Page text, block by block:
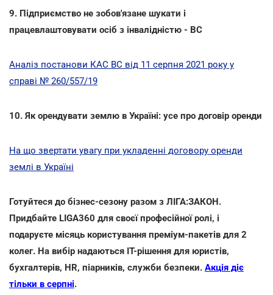
9. Підприємство не зобов'язане шукати і
працевлаштовувати осіб з інвалідністю - ВС
Аналіз постанови КАС ВС від 11 серпня 2021 року у
справі № 260/557/19
10. Як орендувати землю в Україні: усе про договір оренди
На що звертати увагу при укладенні договору оренди
землі в Україні
Готуйтеся до бізнес-сезону разом з ЛІГА:ЗАКОН.
Придбайте LIGA360 для своєї професійної ролі, і
подаруєте місяць користування преміум-пакетів для 2
колег. На вибір надаються ІТ-рішення для юристів,
бухгалтерів, HR, піарників, служби безпеки. Акція діє
тільки в серпні.